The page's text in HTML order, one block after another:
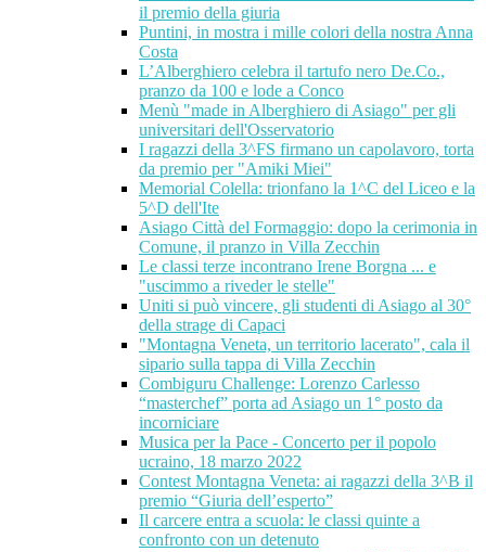
il premio della giuria
Puntini, in mostra i mille colori della nostra Anna
Costa
L’Alberghiero celebra il tartufo nero De.Co.,
pranzo da 100 e lode a Conco
Menù "made in Alberghiero di Asiago" per gli
universitari dell'Osservatorio
I ragazzi della 3^FS firmano un capolavoro, torta
da premio per "Amiki Miei"
Memorial Colella: trionfano la 1^C del Liceo e la
5^D dell'Ite
Asiago Città del Formaggio: dopo la cerimonia in
Comune, il pranzo in Villa Zecchin
Le classi terze incontrano Irene Borgna ... e
"uscimmo a riveder le stelle"
Uniti si può vincere, gli studenti di Asiago al 30°
della strage di Capaci
"Montagna Veneta, un territorio lacerato", cala il
sipario sulla tappa di Villa Zecchin
Combiguru Challenge: Lorenzo Carlesso
“masterchef” porta ad Asiago un 1° posto da
incorniciare
Musica per la Pace - Concerto per il popolo
ucraino, 18 marzo 2022
Contest Montagna Veneta: ai ragazzi della 3^B il
premio “Giuria dell’esperto”
Il carcere entra a scuola: le classi quinte a
confronto con un detenuto